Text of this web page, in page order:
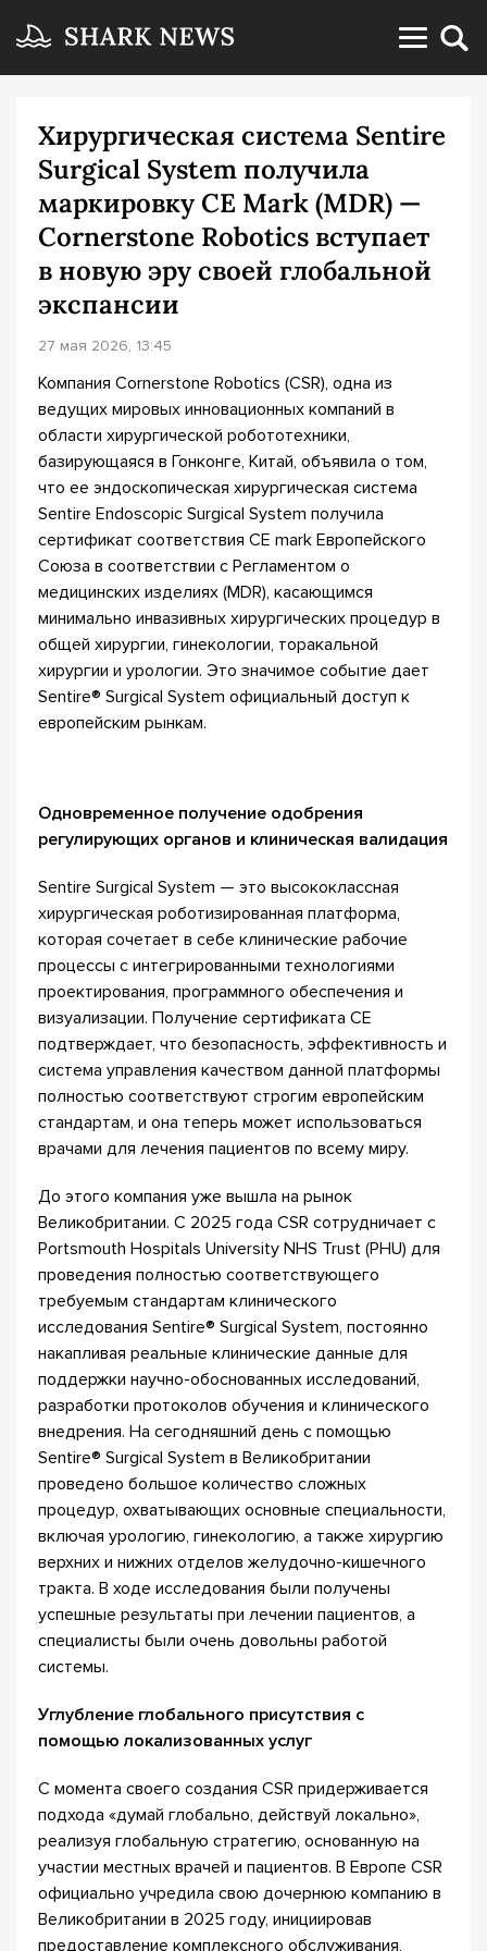
Хирургическая система Sentire
Surgical System получила
маркировку CE Mark (MDR) —
Cornerstone Robotics вступает
в новую эру своей глобальной
экспансии
27 мая 2026, 13:45
Компания Cornerstone Robotics (CSR), одна из
ведущих мировых инновационных компаний в
области хирургической робототехники,
базирующаяся в Гонконге, Китай, объявила о том,
что ее эндоскопическая хирургическая система
Sentire Endoscopic Surgical System получила
сертификат соответствия CE mark Европейского
Союза в соответствии с Регламентом о
медицинских изделиях (MDR), касающимся
минимально инвазивных хирургических процедур в
общей хирургии, гинекологии, торакальной
хирургии и урологии. Это значимое событие дает
Sentire® Surgical System официальный доступ к
европейским рынкам.
Одновременное получение одобрения
регулирующих органов и клиническая валидация
Sentire Surgical System — это высококлассная
хирургическая роботизированная платформа,
которая сочетает в себе клинические рабочие
процессы с интегрированными технологиями
проектирования, программного обеспечения и
визуализации. Получение сертификата CE
подтверждает, что безопасность, эффективность и
система управления качеством данной платформы
полностью соответствуют строгим европейским
стандартам, и она теперь может использоваться
врачами для лечения пациентов по всему миру.
До этого компания уже вышла на рынок
Великобритании. С 2025 года CSR сотрудничает с
Portsmouth Hospitals University NHS Trust (PHU) для
проведения полностью соответствующего
требуемым стандартам клинического
исследования Sentire® Surgical System, постоянно
накапливая реальные клинические данные для
поддержки научно-обоснованных исследований,
разработки протоколов обучения и клинического
внедрения. На сегодняшний день с помощью
Sentire® Surgical System в Великобритании
проведено большое количество сложных
процедур, охватывающих основные специальности,
включая урологию, гинекологию, а также хирургию
верхних и нижних отделов желудочно-кишечного
тракта. В ходе исследования были получены
успешные результаты при лечении пациентов, а
специалисты были очень довольны работой
системы.
Углубление глобального присутствия с
помощью локализованных услуг
С момента своего создания CSR придерживается
подхода «думай глобально, действуй локально»,
реализуя глобальную стратегию, основанную на
участии местных врачей и пациентов. В Европе CSR
официально учредила свою дочернюю компанию в
Великобритании в 2025 году, инициировав
предоставление комплексного обслуживания,